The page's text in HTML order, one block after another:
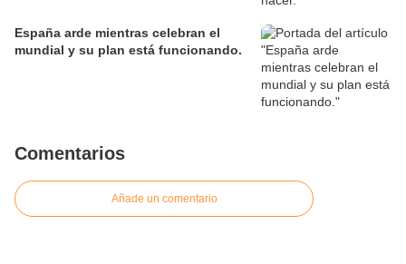
España arde mientras celebran el
mundial y su plan está funcionando.
Comentarios
Añade un comentario